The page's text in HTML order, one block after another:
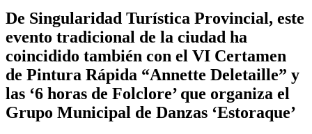
De Singularidad Turística Provincial, este
evento tradicional de la ciudad ha
coincidido también con el VI Certamen
de Pintura Rápida “Annette Deletaille” y
las ‘6 horas de Folclore’ que organiza el
Grupo Municipal de Danzas ‘Estoraque’